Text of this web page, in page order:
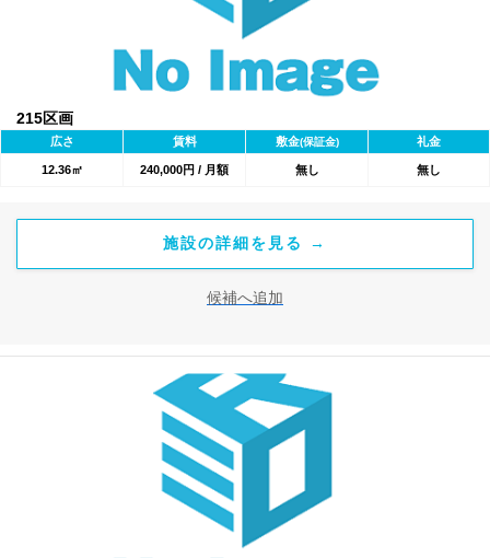
215区画
広さ 賃料 敷金(保証金) 礼金
12.36㎡ 240,000円 / 月額 無し 無し
施設の詳細を見る →
候補へ追加